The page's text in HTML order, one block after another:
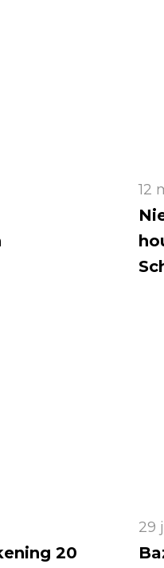
12
20
29